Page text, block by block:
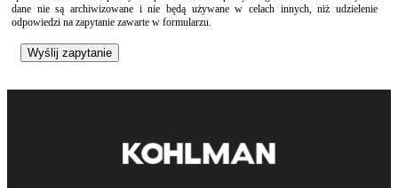
dane nie są archiwizowane i nie będą używane w celach innych, niż udzielenie
odpowiedzi na zapytanie zawarte w formularzu.